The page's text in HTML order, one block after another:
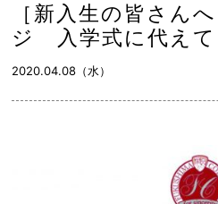
［新入生の皆さん
ジ 入学式に代えて
2020.04.08（水）